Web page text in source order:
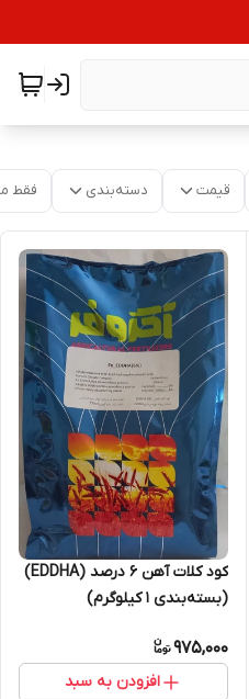
قیمت دسته‌بندی فقط
کود کلات آهن 6 درصد (EDDHA)
(بسته‌بندی 1 کیلوگرم)
975,000
افزودن به سبد